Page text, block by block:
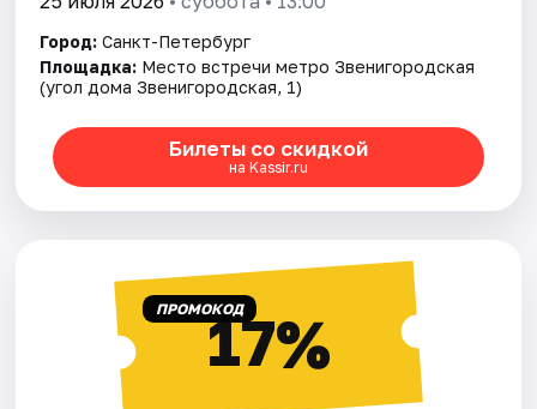
Рейтинги
Город: Санкт-Петербург
Площадка: Место встречи метро Звенигородская
(угол дома Звенигородская, 1)
Билеты со скидкой
на Kassir.ru
ПРОМОКОД17%